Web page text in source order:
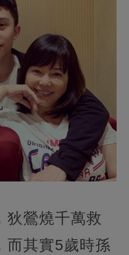
狄鶯燒千萬救
而其實5歲時孫